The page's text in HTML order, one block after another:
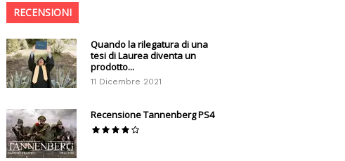
RECENSIONI
Quando la rilegatura di una
tesi di Laurea diventa un
prodotto...
11 Dicembre 2021
Recensione Tannenberg PS4